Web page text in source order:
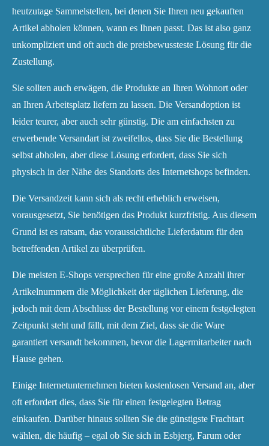
heutzutage Sammelstellen, bei denen Sie Ihren neu gekauften
Artikel abholen können, wann es Ihnen passt. Das ist also ganz
unkompliziert und oft auch die preisbewussteste Lösung für die
Zustellung.
Sie sollten auch erwägen, die Produkte an Ihren Wohnort oder
an Ihren Arbeitsplatz liefern zu lassen. Die Versandoption ist
leider teurer, aber auch sehr günstig. Die am einfachsten zu
erwerbende Versandart ist zweifellos, dass Sie die Bestellung
selbst abholen, aber diese Lösung erfordert, dass Sie sich
physisch in der Nähe des Standorts des Internetshops befinden.
Die Versandzeit kann sich als recht erheblich erweisen,
vorausgesetzt, Sie benötigen das Produkt kurzfristig. Aus diesem
Grund ist es ratsam, das voraussichtliche Lieferdatum für den
betreffenden Artikel zu überprüfen.
Die meisten E-Shops versprechen für eine große Anzahl ihrer
Artikelnummern die Möglichkeit der täglichen Lieferung, die
jedoch mit dem Abschluss der Bestellung vor einem festgelegten
Zeitpunkt steht und fällt, mit dem Ziel, dass sie die Ware
garantiert versandt bekommen, bevor die Lagermitarbeiter nach
Hause gehen.
Einige Internetunternehmen bieten kostenlosen Versand an, aber
oft erfordert dies, dass Sie für einen festgelegten Betrag
einkaufen. Darüber hinaus sollten Sie die günstigste Frachtart
wählen, die häufig – egal ob Sie sich in Esbjerg, Farum oder